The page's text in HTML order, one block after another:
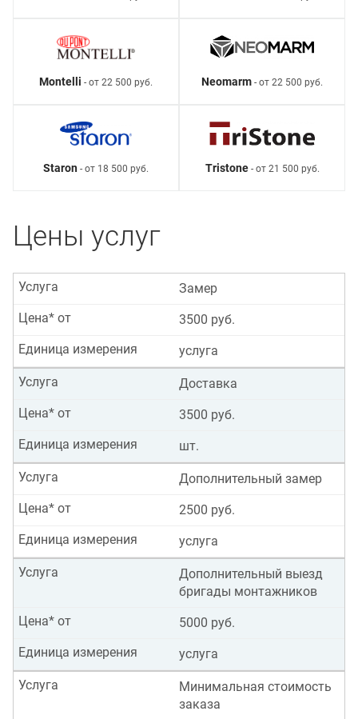
Montelli - от 22 500 руб. Neomarm - от 22 500 руб.
Staron - от 18 500 руб. Tristone- от 21 500 руб.
Цены услуг
Замер
Услуга
3500 руб.
Цена* от
услуга
Единица измерения
Доставка
Услуга
3500 руб.
Цена* от
шт.
Единица измерения
Дополнительный замер
Услуга
2500 руб.
Цена* от
услуга
Единица измерения
Дополнительный выезд
бригады монтажников
Услуга
5000 руб.
Цена* от
услуга
Единица измерения
Минимальная стоимость
заказа
Услуга